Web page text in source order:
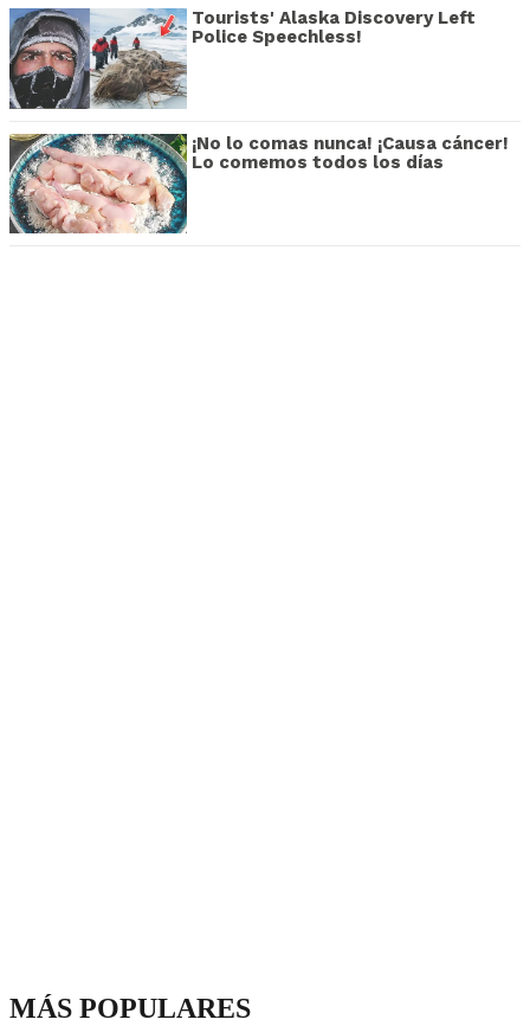
Tourists' Alaska Discovery Left
Police Speechless!
¡No lo comas nunca! ¡Causa cáncer!
Lo comemos todos los días
MÁS POPULARES